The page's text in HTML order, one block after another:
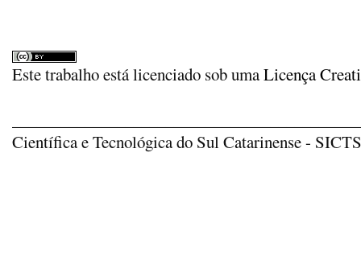
Este trabalho está licenciado sob umaLicença
Científica e Tecnológica do Sul Catarinense -